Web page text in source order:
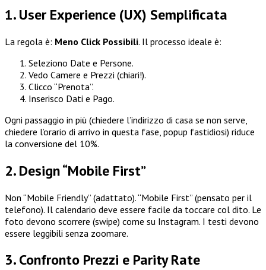
1. User Experience (UX) Semplificata
La regola è: Meno Click Possibili. Il processo ideale è:
Seleziono Date e Persone.
Vedo Camere e Prezzi (chiari!).
Clicco “Prenota”.
Inserisco Dati e Pago.
Ogni passaggio in più (chiedere l’indirizzo di casa se non serve,
chiedere l’orario di arrivo in questa fase, popup fastidiosi) riduce
la conversione del 10%.
2. Design “Mobile First”
Non “Mobile Friendly” (adattato). “Mobile First” (pensato per il
telefono). Il calendario deve essere facile da toccare col dito. Le
foto devono scorrere (swipe) come su Instagram. I testi devono
essere leggibili senza zoomare.
3. Confronto Prezzi e Parity Rate